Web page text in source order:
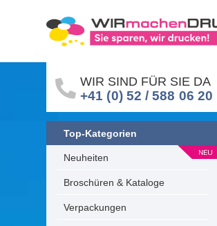
WIR SIND FÜR SIE DA
+41 (0) 52 / 588 06 20
Top-Kategorien
Neuheiten
Broschüren & Kataloge
Verpackungen